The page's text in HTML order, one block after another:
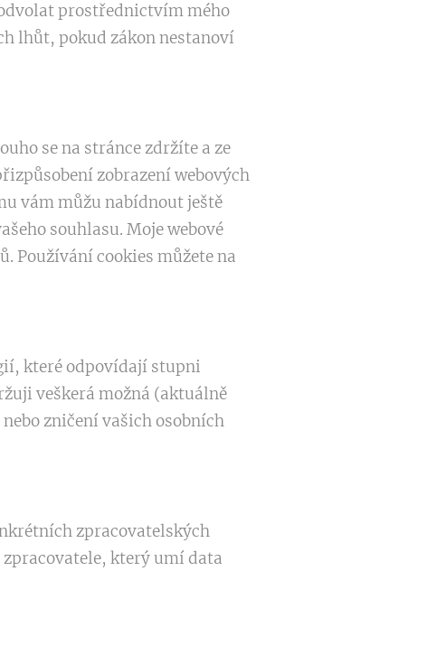
prostřednictvím mého
lhůt, pokud zákon nestanoví
se na stránce zdržíte a ze
zobrazení webových
vám můžu nabídnout ještě
souhlasu. Moje webové
Používání cookies můžete na
které odpovídají stupni
veškerá možná (aktuálně
zničení vašich osobních
zpracovatelských
který umí data